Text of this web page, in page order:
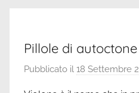
Pillole di
Pubblicato il 18 Settembre